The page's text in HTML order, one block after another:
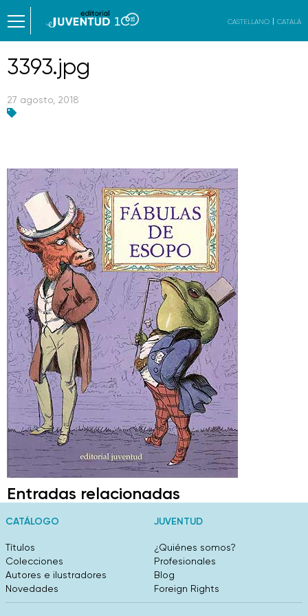
CASTELLANO CATALÀ
3393.jpg
27 agosto, 2018
Entradas relacionadas
CATÁLOGO
Títulos
Colecciones
Autores e ilustradores
Novedades
JUVENTUD
¿Quiénes somos?
Profesionales
Blog
Foreign Rights